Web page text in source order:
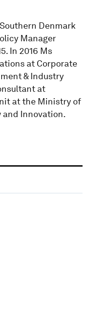
Denmark
Manager
In 2016 Ms
at Corporate
& Industry
at
at the Ministry of
and Innovation.